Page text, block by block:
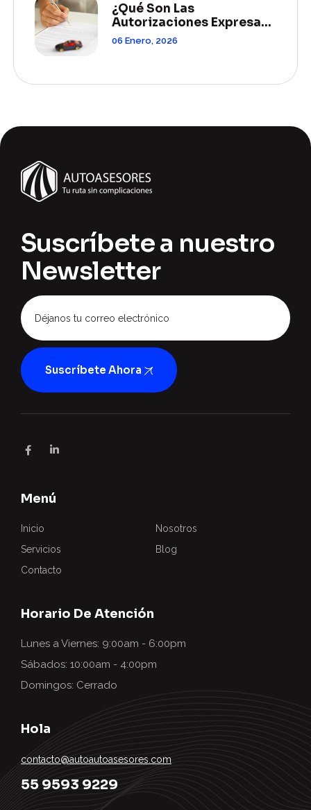
¿Qué Son Las
Autorizaciones Expresas
Y Por Qué Son Clave En
Los Trámites
06 Enero, 2026
Suscríbete a nuestro
Newsletter
Suscríbete Ahora
Menú
Inicio
Nosotros
Servicios
Blog
Contacto
Horario De Atención
Lunes a Viernes: 9:00am - 6:00pm
Sábados: 10:00am - 4:00pm
Domingos: Cerrado
Hola
55 9593 9229
contacto@autoautoasesores.com